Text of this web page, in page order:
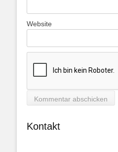
Website
Kontakt